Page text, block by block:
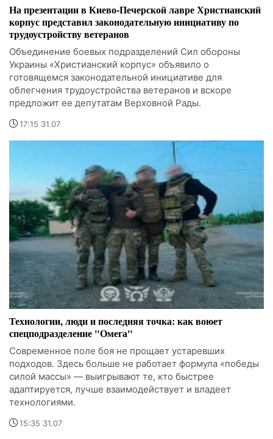
На презентации в Киево-Печерской лавре Христианский
корпус представил законодательную инициативу по
трудоустройству ветеранов
Объединение боевых подразделений Сил обороны
Украины «Христианский корпус» объявило о
готовящемся законодательной инициативе для
облегчения трудоустройства ветеранов и вскоре
предложит ее депутатам Верховной Рады.
17:15 31.07
Технологии, люди и последняя точка: как воюет
спецподразделение "Омега"
Современное поле боя не прощает устаревших
подходов. Здесь больше не работает формула «победы
силой массы» — выигрывают те, кто быстрее
адаптируется, лучше взаимодействует и владеет
технологиями.
15:35 31.07